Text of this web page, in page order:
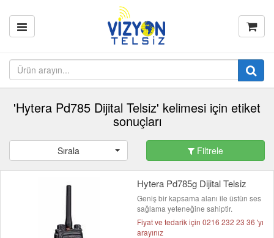
'Hytera Pd785 Dijital Telsiz' kelimesi için etiket
sonuçları
Sırala Filtrele
Hytera Pd785g Dijital Telsiz
Geniş bir kapsama alanı ile üstün ses
sağlama yeteneğine sahiptir.
Fiyat ve tedarik için 0216 232 23 36 'yı
arayınız